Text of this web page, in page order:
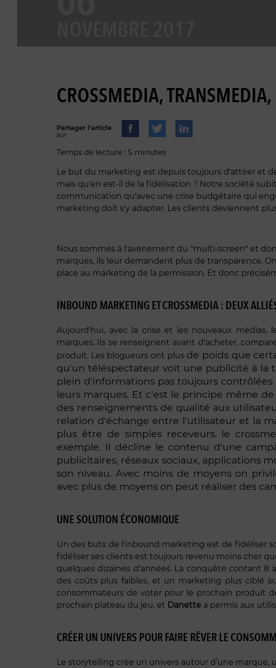
CROSSMEDIA,
Partager l'article
sur
Temps de lecture : 5 minutes
Le but du marketing est depuis toujours d'attirer et
mais qu'en est-il de la fidélisation ? Notre société
communication qu'avec une crise budgétaire qui
marketing doit s'y adapter. Les clients deviennent
Nous sommes à l'avènement du "multi-screen" et
marques, ils leur demandent plus de transparence.
place au marketing de la permission. Et donc
INBOUND MARKETING ET CROSSMEDIA : DEUX
Aujourd'hui, avec la crise et les nouveaux
marques. Ils se renseignent avant d'acheter,
produit. Les blogueurs ont plus de poids que
qu'un téléspectateur voit une publicité à la
plein d'informations pas toujours
leurs marques. Et c'est le principe même
des renseignements de qualité aux
relation d'échange entre l'utilisateur et la
plus être de simples receveurs. le
exemple. Il décline le contenu d'une
publicitaires, réseaux sociaux, applications
son niveau. Avec moins de moyens on
avec plus de moyens on peut réaliser des
UNE SOLUTION ÉCONOMIQUE
Un des buts de l'inbound marketing est de fidéliser
fidéliser ses clients est toujours revenu moins cher
quelques dizaines d'années. La conquête contant 8
des coûts plus faibles, et un marketing plus ciblé
consommateurs de voter pour le prochain produit
prochain plateau du jeu, et Danette a permis aux
CRÉER UN UNIVERS POUR FAIRE RÊVER LE
Le storytelling crée un univers autour d’une